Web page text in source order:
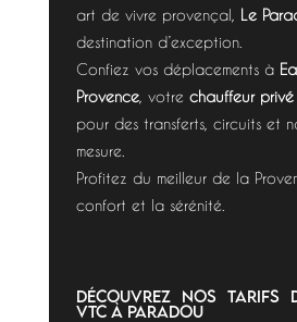
art de vivre provençal, Le
destination d’exception.
Confiez vos déplacements à
Provence, votre chauffeur privé
pour des transferts, circuits et
mesure.
Profitez du meilleur de la
confort et la sérénité.
Découvrez nos tarifs
VTC à PARADOU